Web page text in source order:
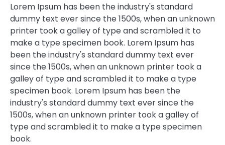
Lorem Ipsum has been the industry's standard
dummy text ever since the 1500s, when an unknown
printer took a galley of type and scrambled it to
make a type specimen book. Lorem Ipsum has
been the industry's standard dummy text ever
since the 1500s, when an unknown printer took a
galley of type and scrambled it to make a type
specimen book. Lorem Ipsum has been the
industry's standard dummy text ever since the
1500s, when an unknown printer took a galley of
type and scrambled it to make a type specimen
book.